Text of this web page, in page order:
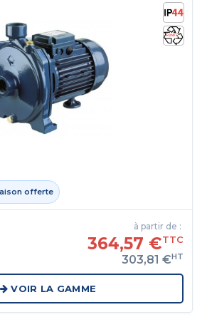
offerte
à partir de :
364,57 €TTC
303,81 €HT
VOIR LA GAMME